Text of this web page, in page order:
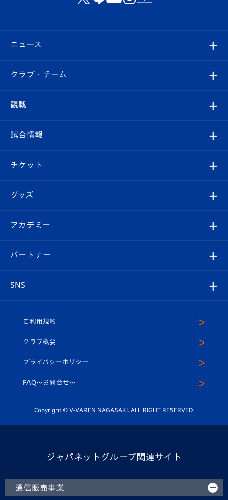
ニュース
すべて
クラブ
試合情報
チケット
イベント
メディア
ホームタウン
クラブ・チーム
クラブ概要
エンブレム紹介
スタッフプロフィール
マスコット紹介
平和祈念活動
ホームタウン活動
観戦
観戦ルール
はじめての観戦ガイド
Revive Team
ヴィヴィくんの長崎おもてなしガイド
試合情報
試合日程/結果
フォトギャラリー
スタジアムグルメ
チケット
チケット
V-LOVERS（ファンクラブ）
プレイヤーズスイート
グッズ
オンラインショップ
店舗情報
アカデミー
育成からのお知らせ
U-18
スクール
パートナー
SNS
ヴィヴィくんインスタグラム
公式LINE＠
ご利用規約
クラブ概要
プライバシーポリシー
FAQ〜お問合せ〜
Copyright © V-VAREN NAGASAKI. ALL RIGHT RESERVED.
ジャパネットグループ関連サイト
通信販売事業